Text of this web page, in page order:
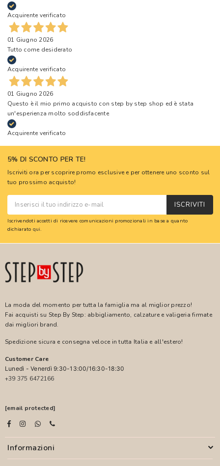
Acquirente verificato
01 Giugno 2026
Tutto come desiderato
Acquirente verificato
01 Giugno 2026
Questo è il mio primo acquisto con step by step shop ed è stata
un'esperienza molto soddisfacente
Acquirente verificato
5% DI SCONTO PER TE!
Iscriviti ora per scoprire promo esclusive e per ottenere uno sconto sul
tuo prossimo acquisto!
ISCRIVITI
Iscrivendoti accetti di ricevere comunicazioni promozionali in base a quanto
dichiarato qui.
La moda del momento per tutta la famiglia ma al miglior prezzo!
Fai acquisti su Step By Step: abbigliamento, calzature e valigeria firmate
dai migliori brand.
Spedizione sicura e consegna veloce in tutta Italia e all'estero!
Customer Care
Lunedì - Venerdì 9:30-13:00/16:30-18:30
+39 375 6472166
[email protected]
Informazioni